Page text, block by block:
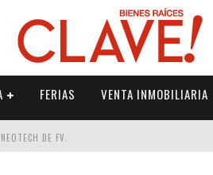
FERIAS VENTA INMOBILIARIA
DE FV.